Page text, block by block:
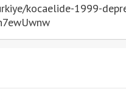
kocaelide-1999-